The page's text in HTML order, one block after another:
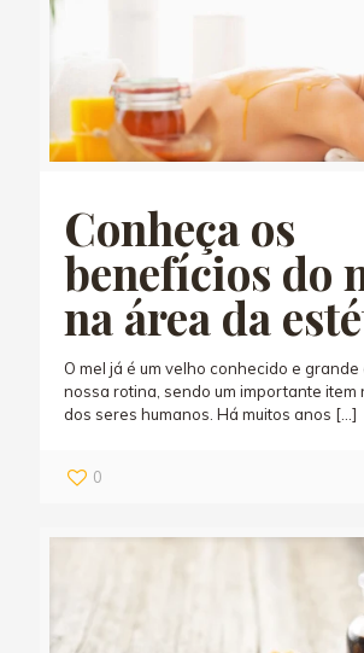
Conheça os
benefícios do
na área da
O mel já é um velho conhecido e grande
nossa rotina, sendo um importante item
dos seres humanos. Há muitos anos […]
0